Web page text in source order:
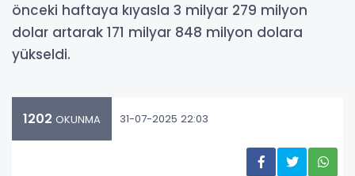
önceki haftaya kıyasla 3 milyar 279 milyon
dolar artarak 171 milyar 848 milyon dolara
yükseldi.
1202 OKUNMA 31-07-2025 22:03